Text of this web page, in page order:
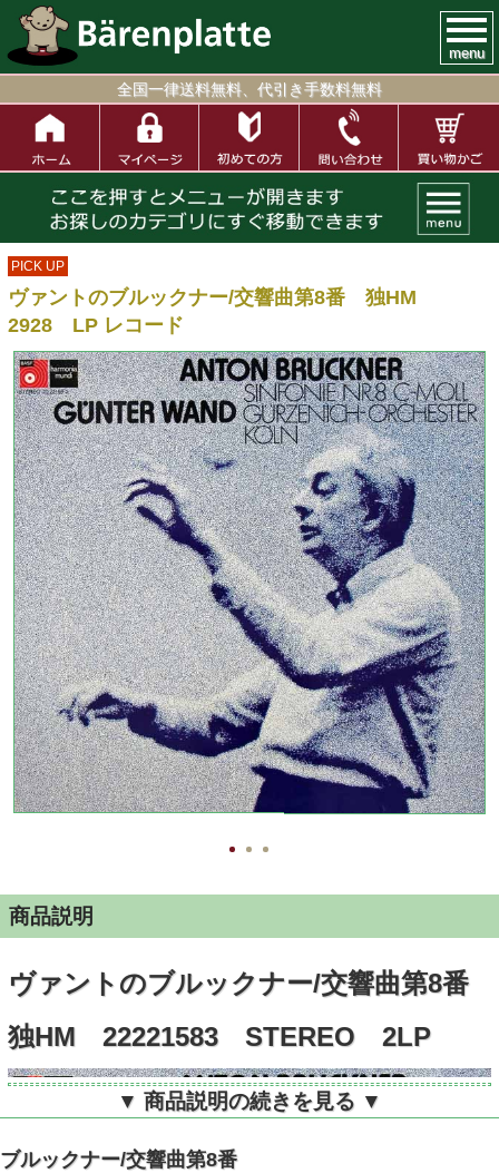
menu
全国一律送料無料、代引き手数料無料
PICK UP
ヴァントのブルックナー/交響曲第8番 独HM
2928 LP レコード
商品説明
ヴァントのブルックナー/交響曲第8番
独HM 22221583 STEREO 2LP
▼ 商品説明の続きを見る ▼
ブルックナー/交響曲第8番